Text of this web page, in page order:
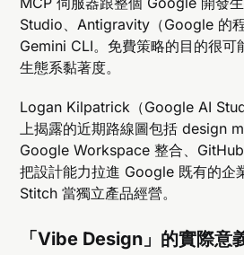
Studio、Antigravity（Google 的程
Gemini CLI。免費策略的目的很可
生態系黏著度。
Logan Kilpatrick（Google AI
上揭露的近期路線圖包括 design
Google Workspace 整合、
把設計能力拉進 Google 既有的企
Stitch 當獨立產品經營。
「Vibe Design」的實際意